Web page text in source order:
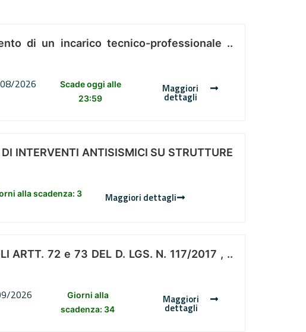
di un incarico tecnico-professionale ..
2026
Scade oggi alle
23:59
Maggiori
dettagli
INTERVENTI ANTISISMICI SU STRUTTURE
alla scadenza: 3 Maggiori dettagli
ARTT. 72 e 73 DEL D. LGS. N. 117/2017 , ..
2026
Giorni alla
scadenza: 34
Maggiori
dettagli